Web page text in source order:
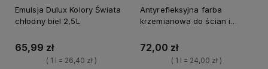
Emulsja Dulux Kolory Świata
chłodny biel 2,5L
65,99 zł
( 1 l = 26,40 zł )
Antyrefleksyjna farba
krzemianowa do ścian i
BAZA A
72,00 zł
( 1 l = 24,00 zł )